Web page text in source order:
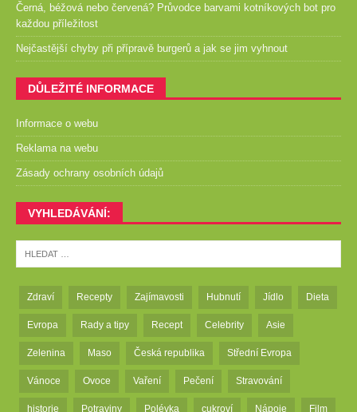
Černá, béžová nebo červená? Průvodce barvami kotníkových bot pro
každou příležitost
Nejčastější chyby při přípravě burgerů a jak se jim vyhnout
DŮLEŽITÉ INFORMACE
Informace o webu
Reklama na webu
Zásady ochrany osobních údajů
VYHLEDÁVÁNÍ:
Zdraví Recepty Zajímavosti Hubnutí Jídlo Dieta
Evropa Rady a tipy Recept Celebrity Asie
Zelenina Maso Česká republika Střední Evropa
Vánoce Ovoce Vaření Pečení Stravování
historie Potraviny Polévka cukroví Nápoje Film